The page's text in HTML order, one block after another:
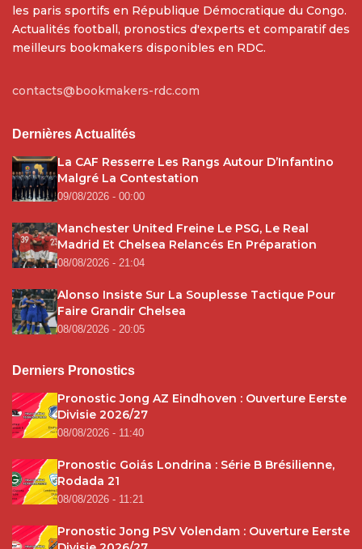
les paris sportifs en République Démocratique du Congo.
Actualités football, pronostics d'experts et comparatif des
meilleurs bookmakers disponibles en RDC.
contacts@bookmakers-rdc.com
Dernières Actualités
La CAF Resserre Les Rangs Autour D’Infantino
Malgré La Contestation
09/08/2026 - 00:00
Manchester United Freine Le PSG, Le Real
Madrid Et Chelsea Relancés En Préparation
08/08/2026 - 21:04
Alonso Insiste Sur La Souplesse Tactique Pour
Faire Grandir Chelsea
08/08/2026 - 20:05
Derniers Pronostics
Pronostic Jong AZ Eindhoven : Ouverture Eerste
Divisie 2026/27
08/08/2026 - 11:40
Pronostic Goiás Londrina : Série B Brésilienne,
Rodada 21
08/08/2026 - 11:21
Pronostic Jong PSV Volendam : Ouverture Eerste